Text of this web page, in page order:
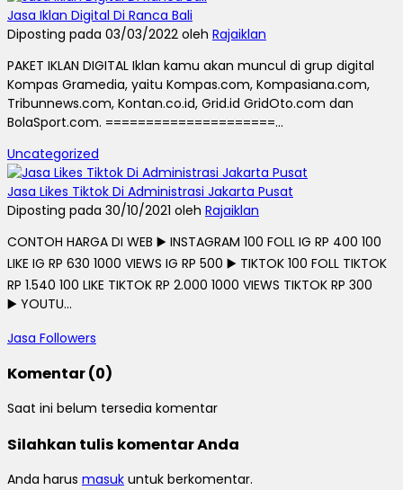
Jasa Iklan Digital Di Ranca Bali
Diposting pada 03/03/2022 oleh Rajaiklan
PAKET IKLAN DIGITAL Iklan kamu akan muncul di grup digital
Kompas Gramedia, yaitu Kompas.com, Kompasiana.com,
Tribunnews.com, Kontan.co.id, Grid.id GridOto.com dan
BolaSport.com. =====================...
Uncategorized
Jasa Likes Tiktok Di Administrasi Jakarta Pusat
Diposting pada 30/10/2021 oleh Rajaiklan
CONTOH HARGA DI WEB ▶️ INSTAGRAM 100 FOLL IG RP 400 100
LIKE IG RP 630 1000 VIEWS IG RP 500 ▶️ TIKTOK 100 FOLL TIKTOK
RP 1.540 100 LIKE TIKTOK RP 2.000 1000 VIEWS TIKTOK RP 300
▶️ YOUTU...
Jasa Followers
Komentar (0)
Saat ini belum tersedia komentar
Silahkan tulis komentar Anda
Anda harus masuk untuk berkomentar.